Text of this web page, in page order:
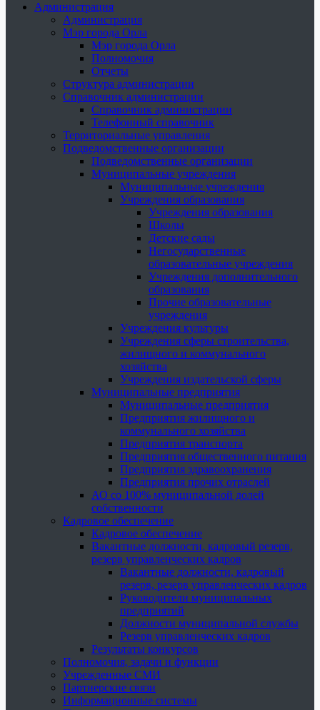
Администрация
Администрация
Мэр города Орла
Мэр города Орла
Полномочия
Отчеты
Структура администрации
Справочник администрации
Справочник администрации
Телефонный справочник
Территориальные управления
Подведомственные организации
Подведомственные организации
Муниципальные учреждения
Муниципальные учреждения
Учреждения образования
Учреждения образования
Школы
Детские сады
Негосударственные
образовательные учреждения
Учреждения дополнительного
образования
Прочие образовательные
учреждения
Учреждения культуры
Учреждения сферы строительства,
жилищного и коммунального
хозяйства
Учреждения издательской сферы
Муниципальные предприятия
Муниципальные предприятия
Предприятия жилищного и
коммунального хозяйства
Предприятия транспорта
Предприятия общественного питания
Предприятия здравоохранения
Предприятия прочих отраслей
АО со 100% муниципальной долей
собственности
Кадровое обеспечение
Кадровое обеспечение
Вакантные должности, кадровый резерв,
резерв управленческих кадров
Вакантные должности, кадровый
резерв, резерв управленческих кадров
Руководители муниципальных
предприятий
Должности муниципальной службы
Резерв управленческих кадров
Результаты конкурсов
Полномочия, задачи и функции
Учрежденные СМИ
Партнерские связи
Информационные системы